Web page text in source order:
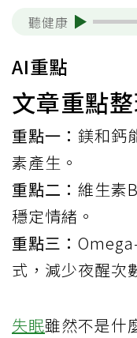
聽健康
AI重點
文章重點整
重點一： 鎂和鈣
素產生。
重點二： 維生素
穩定情緒。
重點三：
式，減少夜醒次
失眠雖然不是什